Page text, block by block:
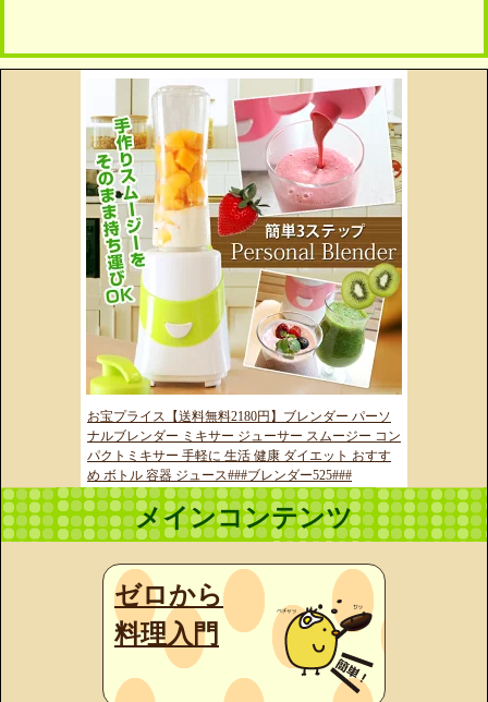
お宝プライス【送料無料2180円】ブレンダー パーソ
ナルブレンダー ミキサー ジューサー スムージー コン
パクトミキサー 手軽に 生活 健康 ダイエット おすす
め ボトル 容器 ジュース###ブレンダー525###
メインコンテンツ
ゼロから
料理入門